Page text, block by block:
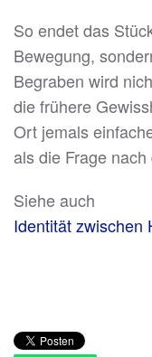
So endet das
Bewegung,
Begraben wird
die frühere
Ort jemals
als die Frage
Siehe auch
Identität zwischen